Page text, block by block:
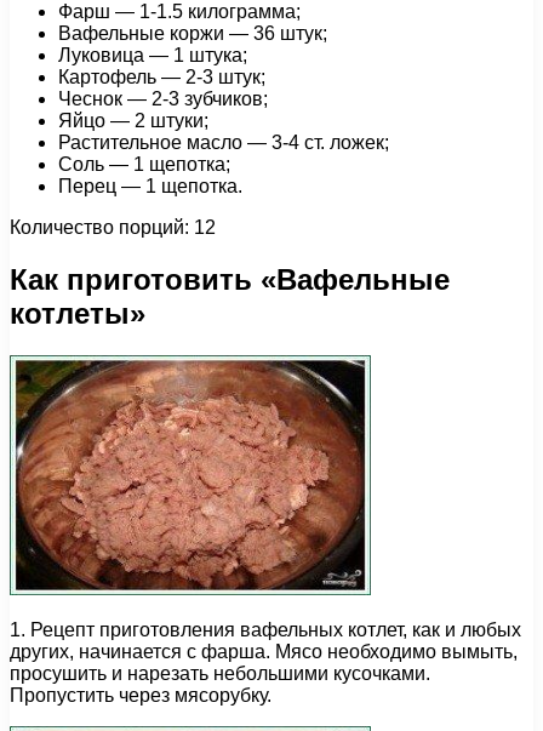
Фарш — 1-1.5 килограмма;
Вафельные коржи — 36 штук;
Луковица — 1 штука;
Картофель — 2-3 штук;
Чеснок — 2-3 зубчиков;
Яйцо — 2 штуки;
Растительное масло — 3-4 ст. ложек;
Соль — 1 щепотка;
Перец — 1 щепотка.
Количество порций: 12
Как приготовить «Вафельные
котлеты»
1. Рецепт приготовления вафельных котлет, как и любых
других, начинается с фарша. Мясо необходимо вымыть,
просушить и нарезать небольшими кусочками.
Пропустить через мясорубку.